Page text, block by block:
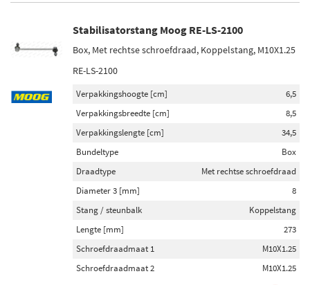
Stabilisatorstang Moog RE-LS-2100
Box, Met rechtse schroefdraad, Koppelstang, M10X1.25
RE-LS-2100
Verpakkingshoogte [cm]
6,5
Verpakkingsbreedte [cm]
8,5
Verpakkingslengte [cm]
34,5
Bundeltype
Box
Draadtype
Met rechtse schroefdraad
Diameter 3 [mm]
8
Stang / steunbalk
Koppelstang
Lengte [mm]
273
Schroefdraadmaat 1
M10X1.25
Schroefdraadmaat 2
M10X1.25